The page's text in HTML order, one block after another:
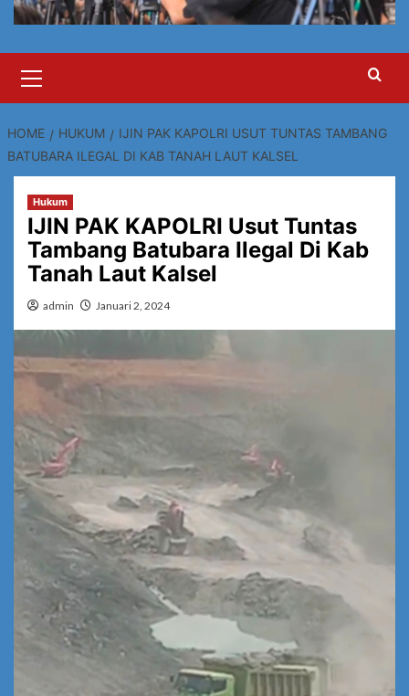
Menu
HOME HUKUM
IJIN PAK KAPOLRI USUT TUNTAS TAMBANG
BATUBARA ILEGAL DI KAB TANAH LAUT KALSEL
Hukum
IJIN PAK KAPOLRI Usut Tuntas
Tambang Batubara Ilegal Di Kab
Tanah Laut Kalsel
admin Januari 2, 2024